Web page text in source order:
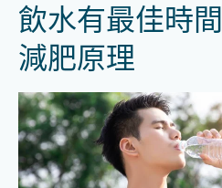
飲水有最佳時
減肥原理